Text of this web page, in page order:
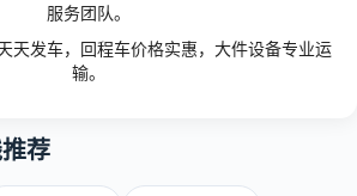
服务团队。
天发车，回程车价格实惠，大件设备专业运
输。
荐